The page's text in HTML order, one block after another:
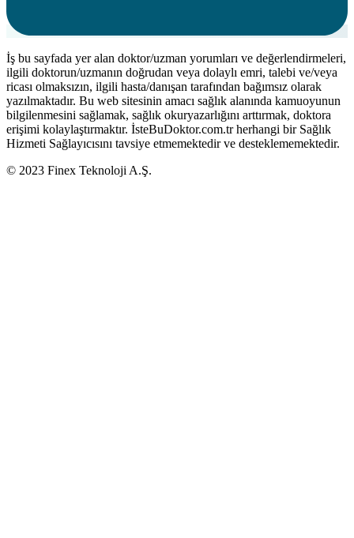
İş bu sayfada yer alan doktor/uzman yorumları ve değerlendirmeleri,
ilgili doktorun/uzmanın doğrudan veya dolaylı emri, talebi ve/veya
ricası olmaksızın, ilgili hasta/danışan tarafından bağımsız olarak
yazılmaktadır. Bu web sitesinin amacı sağlık alanında kamuoyunun
bilgilenmesini sağlamak, sağlık okuryazarlığını arttırmak, doktora
erişimi kolaylaştırmaktır. İsteBuDoktor.com.tr herhangi bir Sağlık
Hizmeti Sağlayıcısını tavsiye etmemektedir ve desteklememektedir.
© 2023 Finex Teknoloji A.Ş.